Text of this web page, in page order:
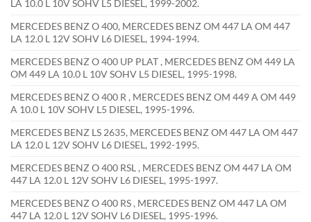
LA 10.0 L 10V SOHV L5 DIESEL, 1999-2002.
MERCEDES BENZ O 400, MERCEDES BENZ OM 447 LA OM 447
LA 12.0 L 12V SOHV L6 DIESEL, 1994-1994.
MERCEDES BENZ O 400 UP PLAT , MERCEDES BENZ OM 449 LA
OM 449 LA 10.0 L 10V SOHV L5 DIESEL, 1995-1998.
MERCEDES BENZ O 400 R , MERCEDES BENZ OM 449 A OM 449
A 10.0 L 10V SOHV L5 DIESEL, 1995-1996.
MERCEDES BENZ LS 2635, MERCEDES BENZ OM 447 LA OM 447
LA 12.0 L 12V SOHV L6 DIESEL, 1992-1995.
MERCEDES BENZ O 400 RSL , MERCEDES BENZ OM 447 LA OM
447 LA 12.0 L 12V SOHV L6 DIESEL, 1995-1997.
MERCEDES BENZ O 400 RS , MERCEDES BENZ OM 447 LA OM
447 LA 12.0 L 12V SOHV L6 DIESEL, 1995-1996.